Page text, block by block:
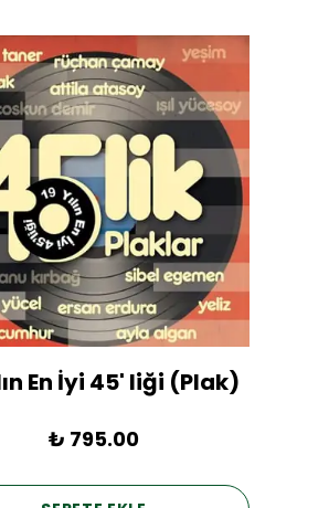
En İyi 45' liği (Plak)
₺ 795.00